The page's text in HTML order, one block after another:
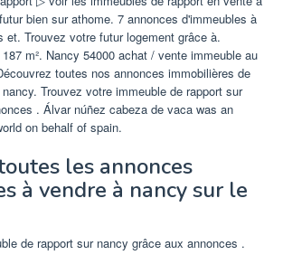
bien sur athome. 7 annonces d'immeubles à
et. Trouvez votre futur logement grâce à.
m². Nancy 54000 achat / vente immeuble au
toutes nos annonces immobilières de
Trouvez votre immeuble de rapport sur
. Álvar núñez cabeza de vaca was an
on behalf of spain.
les annonces
à vendre à nancy sur le
de rapport sur nancy grâce aux annonces .